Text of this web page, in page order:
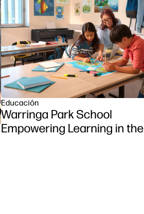
Educación
Warringa Park School
Empowering Learning in the